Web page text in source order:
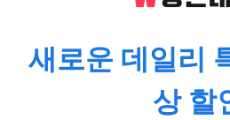
새로운 데일리
상 할